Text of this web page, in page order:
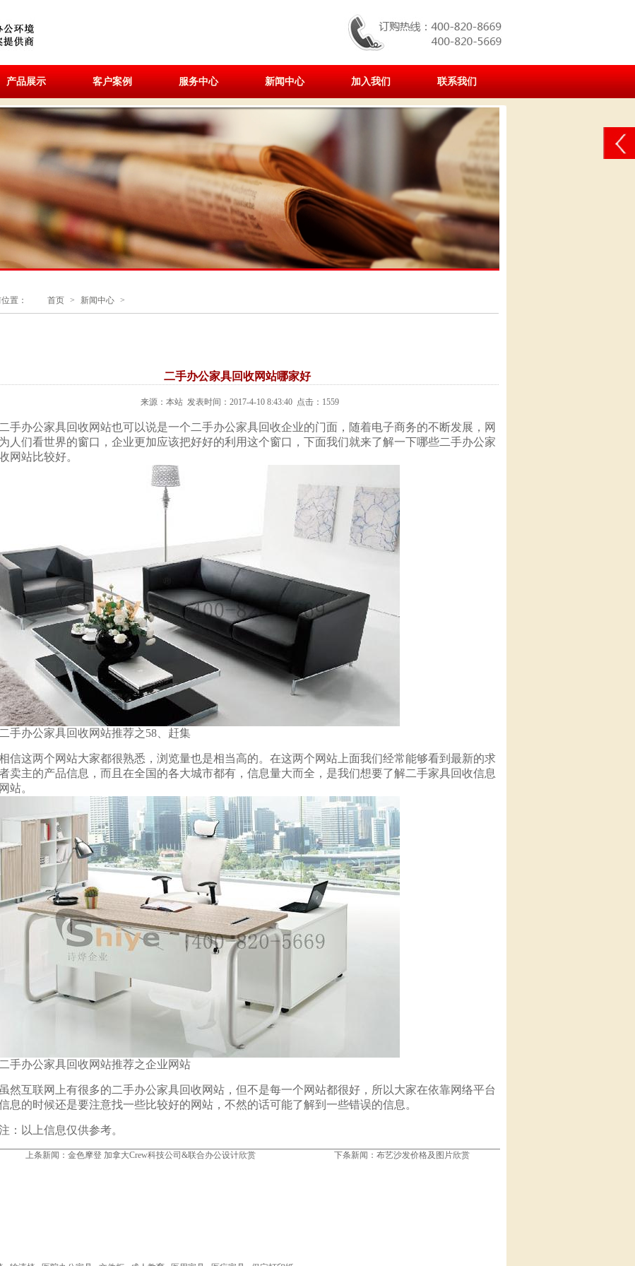
产品展示 客户案例 服务中心 新闻中心 加入我们 联系我们
置： 首页 > 新闻中心 >
二手办公家具回收网站哪家好
来源：本站 发表时间：2017-4-10 8:43:40 点击：1559
办公家具回收网站也可以说是一个二手办公家具回收企业的门面，随着电子商务的不断发展，网
人们看世界的窗口，企业更加应该把好好的利用这个窗口，下面我们就来了解一下哪些二手办公家
网站比较好。
办公家具回收网站推荐之58、赶集
这两个网站大家都很熟悉，浏览量也是相当高的。在这两个网站上面我们经常能够看到最新的求
卖主的产品信息，而且在全国的各大城市都有，信息量大而全，是我们想要了解二手家具回收信息
站。
办公家具回收网站推荐之企业网站
互联网上有很多的二手办公家具回收网站，但不是每一个网站都很好，所以大家在依靠网络平台
息的时候还是要注意找一些比较好的网站，不然的话可能了解到一些错误的信息。
以上信息仅供参考。
上条新闻： 金色摩登 加拿大Crew科技公司&联合办公设计欣赏 下条新闻： 布艺沙发价格及图片欣赏